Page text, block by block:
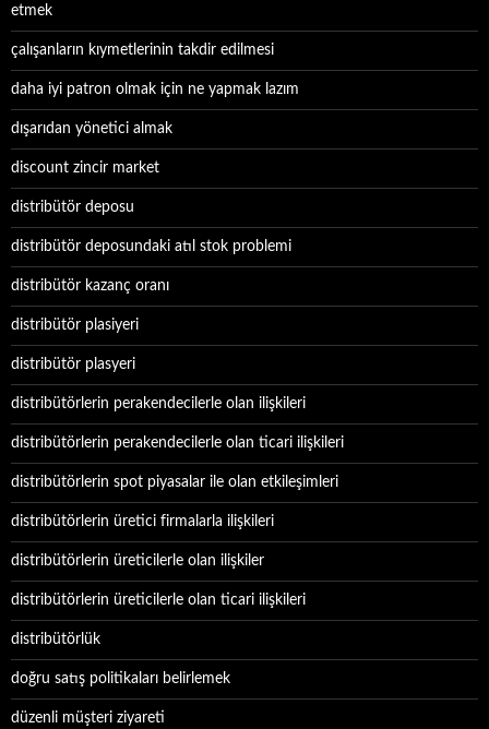
etmek
çalışanların kıymetlerinin takdir edilmesi
daha iyi patron olmak için ne yapmak lazım
dışarıdan yönetici almak
discount zincir market
distribütör deposu
distribütör deposundaki atıl stok problemi
distribütör kazanç oranı
distribütör plasiyeri
distribütör plasyeri
distribütörlerin perakendecilerle olan ilişkileri
distribütörlerin perakendecilerle olan ticari ilişkileri
distribütörlerin spot piyasalar ile olan etkileşimleri
distribütörlerin üretici firmalarla ilişkileri
distribütörlerin üreticilerle olan ilişkiler
distribütörlerin üreticilerle olan ticari ilişkileri
distribütörlük
doğru satış politikaları belirlemek
düzenli müşteri ziyareti